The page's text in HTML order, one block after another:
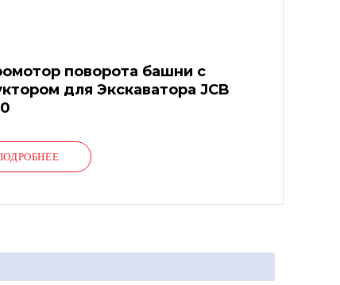
поворота башни с
для Экскаватора JCB